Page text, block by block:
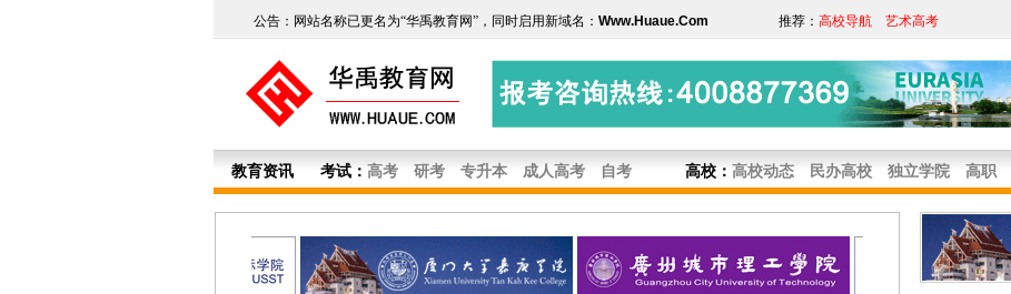
公告：网站名称已更名为“华禹教育网”，同时启用新域名： Www.Huaue.Com 推荐： 高校导航 艺术高考
教育资讯 考试： 高考 研考 专升本 成人高考 自考 高校： 高校动态 民办高校 独立学院 高职